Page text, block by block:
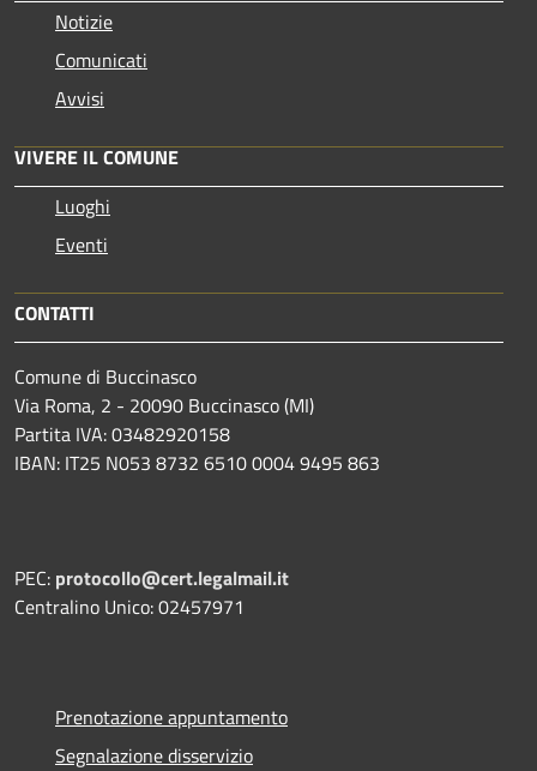
Notizie
Comunicati
Avvisi
VIVERE IL COMUNE
Luoghi
Eventi
CONTATTI
Comune di Buccinasco
Via Roma, 2 - 20090 Buccinasco (MI)
Partita IVA: 03482920158
IBAN: IT25 N053 8732 6510 0004 9495 863
PEC: protocollo@cert.legalmail.it
Centralino Unico: 02457971
Prenotazione appuntamento
Segnalazione disservizio